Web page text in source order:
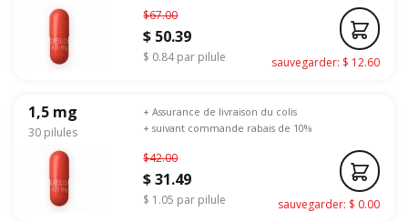
$67.00
$ 50.39
$ 0.84 par pilule sauvegarder: $ 12.60
1,5 mg
30 pilules
$42.00
$ 31.49
$ 1.05 par pilule
+ Assurance de livraison du colis
+ suivant commande rabais de 10%
sauvegarder: $ 0.00